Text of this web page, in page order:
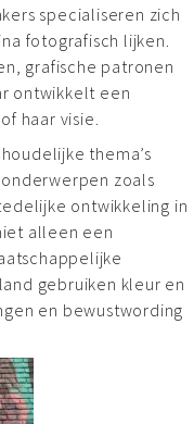
specialiseren zich
fotografisch lijken.
grafische patronen
ontwikkelt een
haar visie.
thema’s
zoals
ontwikkeling in
alleen een
gebruiken kleur en
en bewustwording